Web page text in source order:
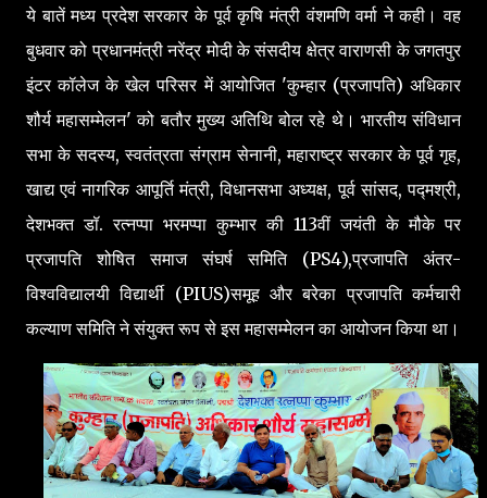
ये बातें मध्य प्रदेश सरकार के पूर्व कृषि मंत्री वंशमणि वर्मा ने कही। वह
बुधवार को प्रधानमंत्री नरेंद्र मोदी के संसदीय क्षेत्र वाराणसी के जगतपुर
इंटर कॉलेज के खेल परिसर में आयोजित 'कुम्हार (प्रजापति) अधिकार
शौर्य महासम्मेलन' को बतौर मुख्य अतिथि बोल रहे थे। भारतीय संविधान
सभा के सदस्य, स्वतंत्रता संग्राम सेनानी, महाराष्ट्र सरकार के पूर्व गृह,
खाद्य एवं नागरिक आपूर्ति मंत्री, विधानसभा अध्यक्ष, पूर्व सांसद, पद्मश्री,
देशभक्त डॉ. रत्नप्पा भरमप्पा कुम्भार की 113वीं जयंती के मौके पर
प्रजापति शोषित समाज संघर्ष समिति (PS4),प्रजापति अंतर-
विश्वविद्यालयी विद्यार्थी (PIUS)समूह और बरेका प्रजापति कर्मचारी
कल्याण समिति ने संयुक्त रूप से इस महासम्मेलन का आयोजन किया था।